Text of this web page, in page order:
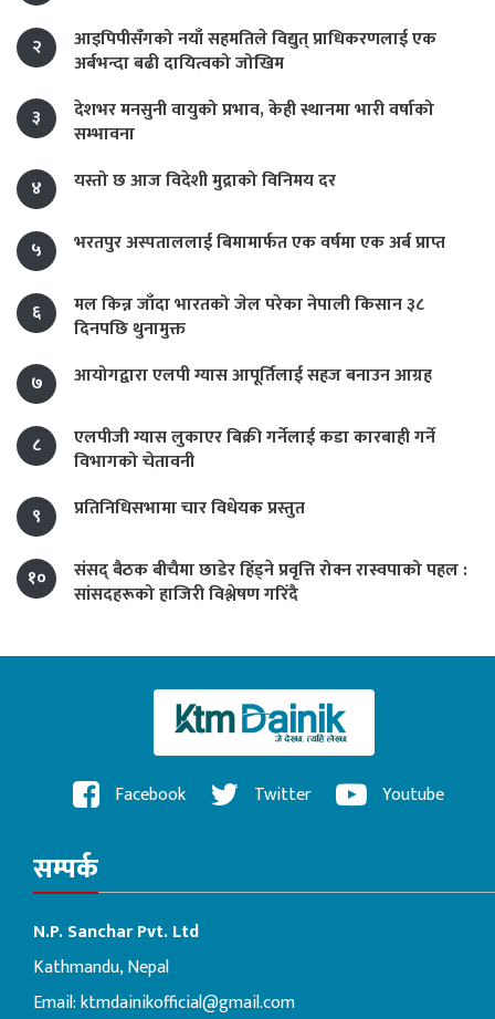
२
आइपिपीसँगको नयाँ सहमतिले विद्युत् प्राधिकरणलाई एक
अर्बभन्दा बढी दायित्वको जोखिम
३
देशभर मनसुनी वायुको प्रभाव, केही स्थानमा भारी वर्षाको
सम्भावना
४
यस्तो छ आज विदेशी मुद्राको विनिमय दर
५ भरतपुर अस्पताललाई बिमामार्फत एक वर्षमा एक अर्ब प्राप्त
६
मल किन्न जाँदा भारतको जेल परेका नेपाली किसान ३८
दिनपछि थुनामुक्त
७
आयोगद्वारा एलपी ग्यास आपूर्तिलाई सहज बनाउन आग्रह
८
एलपीजी ग्यास लुकाएर बिक्री गर्नेलाई कडा कारबाही गर्ने
विभागको चेतावनी
९
प्रतिनिधिसभामा चार विधेयक प्रस्तुत
१०
संसद् बैठक बीचैमा छाडेर हिँड्ने प्रवृत्ति रोक्न रास्वपाको पहल :
सांसदहरूको हाजिरी विश्लेषण गरिँदै
Facebook Twitter Youtube
सम्पर्क
N.P. Sanchar Pvt. Ltd
Kathmandu, Nepal
Email:ktmdainikofficial@gmail.com